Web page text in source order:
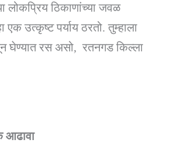
लोकप्रिय ठिकाणांच्या जवळ
उत्कृष्ट पर्याय ठरतो. तुम्हाला
घेण्यात रस असो, रतनगड किल्ला
आढावा